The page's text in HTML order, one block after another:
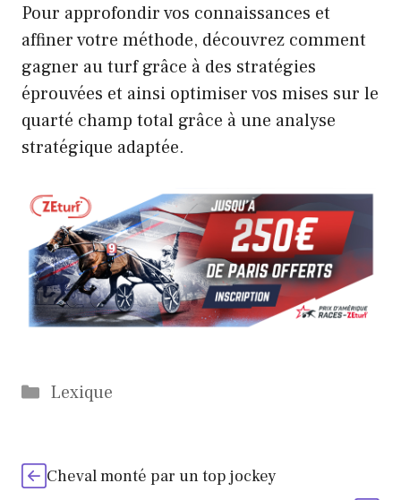
Pour approfondir vos connaissances et
affiner votre méthode, découvrez comment
gagner au turf grâce à des stratégies
éprouvées et ainsi optimiser vos mises sur le
quarté champ total grâce à une analyse
stratégique adaptée.
Catégories
Lexique
Cheval monté par un top jockey